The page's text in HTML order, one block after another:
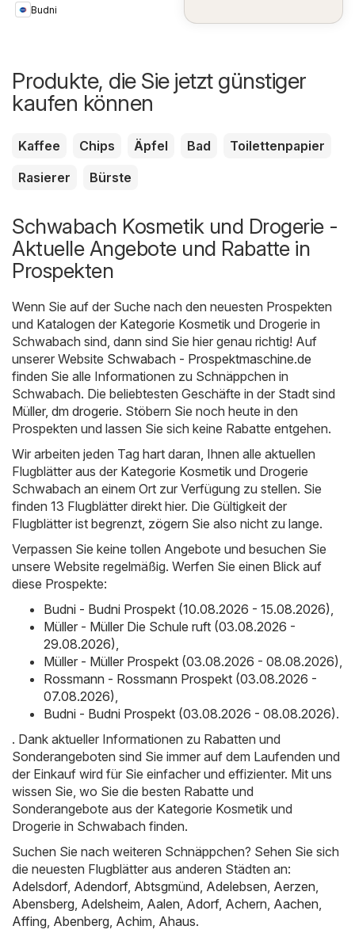
Budni
Produkte, die Sie jetzt günstiger
kaufen können
Kaffee Chips Äpfel Bad
Toilettenpapier
Rasierer
Bürste
Schwabach Kosmetik und Drogerie -
Aktuelle Angebote und Rabatte in
Prospekten
Wenn Sie auf der Suche nach den neuesten Prospekten
und Katalogen der Kategorie Kosmetik und Drogerie in
Schwabach sind, dann sind Sie hier genau richtig! Auf
unserer Website Schwabach - Prospektmaschine.de
finden Sie alle Informationen zu Schnäppchen in
Schwabach. Die beliebtesten Geschäfte in der Stadt sind
Müller, dm drogerie. Stöbern Sie noch heute in den
Prospekten und lassen Sie sich keine Rabatte entgehen.
Wir arbeiten jeden Tag hart daran, Ihnen alle aktuellen
Flugblätter aus der Kategorie Kosmetik und Drogerie
Schwabach an einem Ort zur Verfügung zu stellen. Sie
finden 13 Flugblätter direkt hier. Die Gültigkeit der
Flugblätter ist begrenzt, zögern Sie also nicht zu lange.
Verpassen Sie keine tollen Angebote und besuchen Sie
unsere Website regelmäßig. Werfen Sie einen Blick auf
diese Prospekte:
Budni - Budni Prospekt (10.08.2026 - 15.08.2026),
Müller - Müller Die Schule ruft (03.08.2026 -
29.08.2026),
Müller - Müller Prospekt (03.08.2026 - 08.08.2026),
Rossmann - Rossmann Prospekt (03.08.2026 -
07.08.2026),
Budni - Budni Prospekt (03.08.2026 - 08.08.2026).
. Dank aktueller Informationen zu Rabatten und
Sonderangeboten sind Sie immer auf dem Laufenden und
der Einkauf wird für Sie einfacher und effizienter. Mit uns
wissen Sie, wo Sie die besten Rabatte und
Sonderangebote aus der Kategorie Kosmetik und
Drogerie in Schwabach finden.
Suchen Sie nach weiteren Schnäppchen? Sehen Sie sich
die neuesten Flugblätter aus anderen Städten an:
Adelsdorf, Adendorf, Abtsgmünd, Adelebsen, Aerzen,
Abensberg, Adelsheim, Aalen, Adorf, Achern, Aachen,
Affing, Abenberg, Achim, Ahaus.